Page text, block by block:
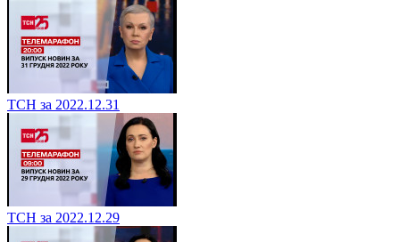
ТСН за 2022.12.31
ТСН за 2022.12.29